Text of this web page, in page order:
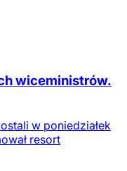
wiceministrów.
w poniedziałek
resort